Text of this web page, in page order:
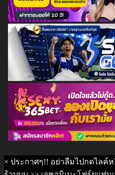
× ประกาศๆ!! อย่าลืมไปกดไลค์